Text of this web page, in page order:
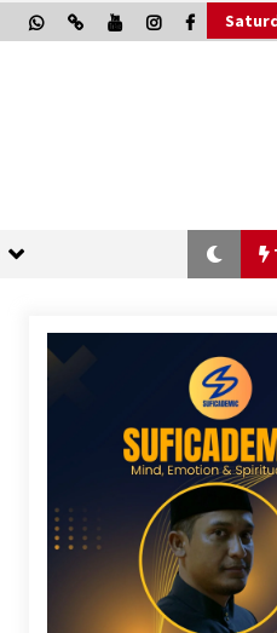
“One Piece”, Cara
2 months ago
“Allahukrasi”: The
Management!
3 months ago
Said Muniruddin
Spiritual 80 Siswa